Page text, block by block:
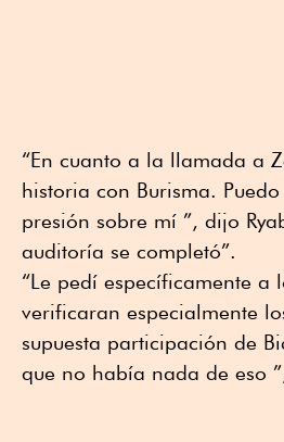
“En cuanto a la llamada a
historia con Burisma.
presión sobre mí ”, dijo
auditoría se completó”.
“Le pedí específicamente a
verificaran especialmente
supuesta participación de
que no había nada de eso